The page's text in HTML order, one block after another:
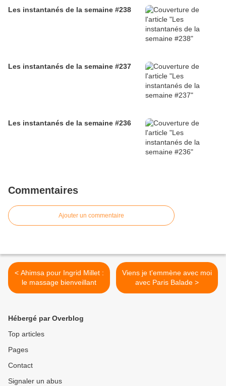
Les instantanés de la semaine #238
Les instantanés de la semaine #237
Les instantanés de la semaine #236
Commentaires
Ajouter un commentaire
< Ahimsa pour Ingrid Millet :
le massage bienveillant
Viens je t'emmène avec moi
avec Paris Balade >
Hébergé par Overblog
Top articles
Pages
Contact
Signaler un abus